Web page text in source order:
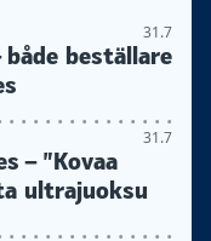
31.7
beställare
31.7
– ”Kovaa
ultrajuoksu